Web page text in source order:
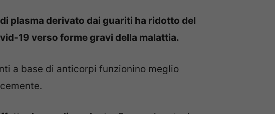
di plasma derivato dai guariti ha ridotto del
19 verso forme gravi della malattia.
a base di anticorpi funzionino meglio